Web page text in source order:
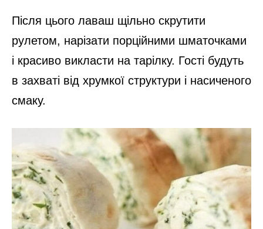
Після цього лаваш щільно скрутити
рулетом, нарізати порційними шматочками
і красиво викласти на тарілку. Гості будуть
в захваті від хрумкої структури і насиченого
смаку.